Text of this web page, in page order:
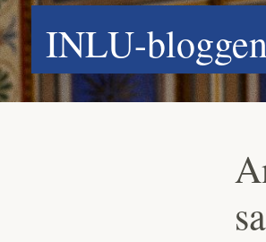
INLU-